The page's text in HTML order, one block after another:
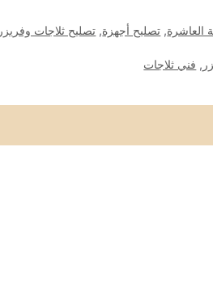
العاشرة, تصليح أجهزة, تصليح ثلاجات وفريزر
, فني ثلاجات